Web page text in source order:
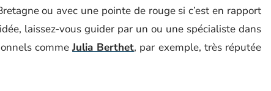
ou avec une pointe de rouge si c’est en rapport
laissez-vous guider par un ou une spécialiste dans
commeJulia Berthet, par exemple, très réputée